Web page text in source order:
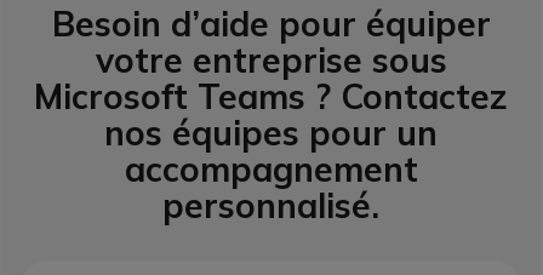
Besoin d’aide pour équiper
votre entreprise sous
Microsoft Teams ? Contactez
nos équipes pour un
accompagnement
personnalisé.